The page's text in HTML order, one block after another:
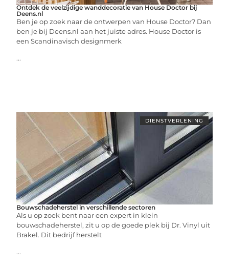
Ontdek de veelzijdige wanddecoratie van House Doctor bij
Deens.nl
Ben je op zoek naar de ontwerpen van House Doctor? Dan
ben je bij Deens.nl aan het juiste adres. House Doctor is
een Scandinavisch designmerk
...
DIENSTVERLENING
Bouwschadeherstel in verschillende sectoren
Als u op zoek bent naar een expert in klein
bouwschadeherstel, zit u op de goede plek bij Dr. Vinyl uit
Brakel. Dit bedrijf herstelt
...